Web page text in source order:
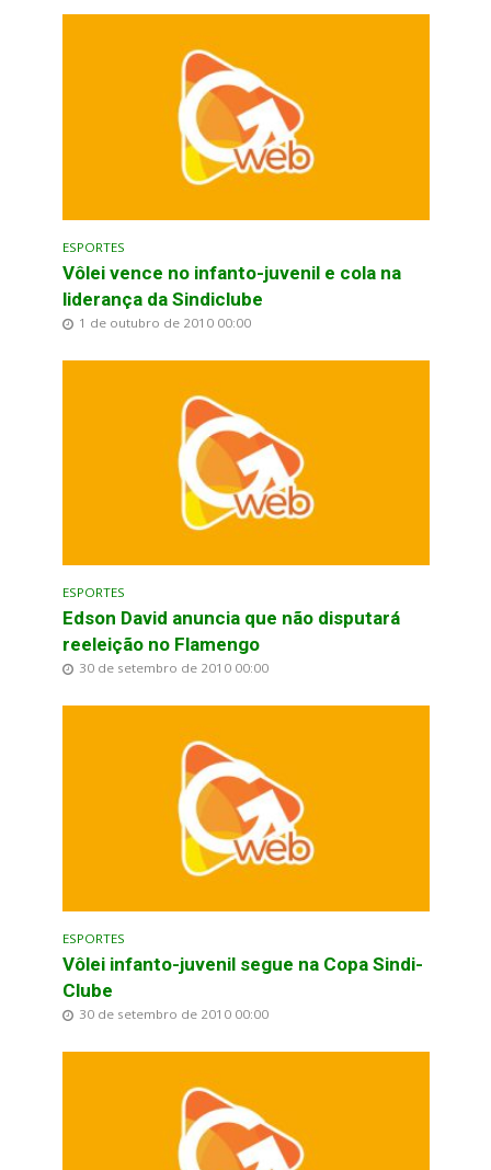
ESPORTES
Vôlei vence no infanto-juvenil e cola na
liderança da Sindiclube
1 de outubro de 2010 00:00
ESPORTES
Edson David anuncia que não disputará
reeleição no Flamengo
30 de setembro de 2010 00:00
ESPORTES
Vôlei infanto-juvenil segue na Copa Sindi-
Clube
30 de setembro de 2010 00:00